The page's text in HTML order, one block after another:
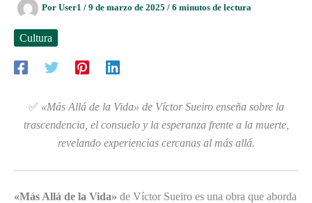
Por User1 / 9 de marzo de 2025 / 6 minutos de lectura
Cultura
✅ «Más Allá de la Vida» de Víctor Sueiro enseña sobre la
trascendencia, el consuelo y la esperanza frente a la muerte,
revelando experiencias cercanas al más allá.
«Más Allá de la Vida» de Víctor Sueiro es una obra que aborda